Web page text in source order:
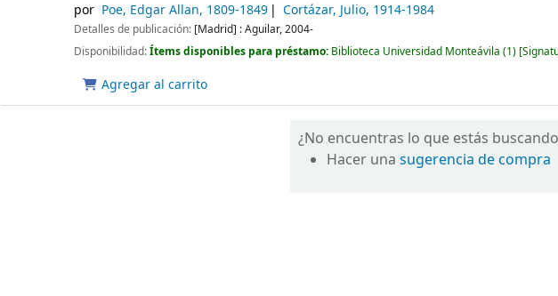
por Poe, Edgar Allan, 1809-1849 Cortázar, Julio, 1914-1984
Detalles de publicación: [Madrid] :Aguilar,2004-
Disponibilidad:Ítems disponibles para préstamo: Biblioteca Universidad Monteávila (1)
Agregar al carrito
¿No encuentras lo que estás
Hacer unasugerencia de compra